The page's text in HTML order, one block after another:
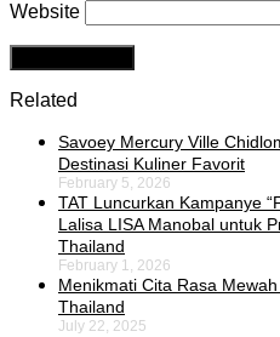
Website
Related
Savoey Mercury Ville
Destinasi Kuliner Favorit
February 5, 2026
TAT Luncurkan Kampanye
Lalisa LISA Manobal untuk
Thailand
February 1, 2026
Menikmati Cita Rasa
Thailand
July 22, 2025